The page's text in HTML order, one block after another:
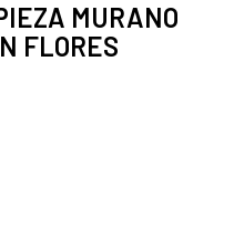
MURANO
FLORES